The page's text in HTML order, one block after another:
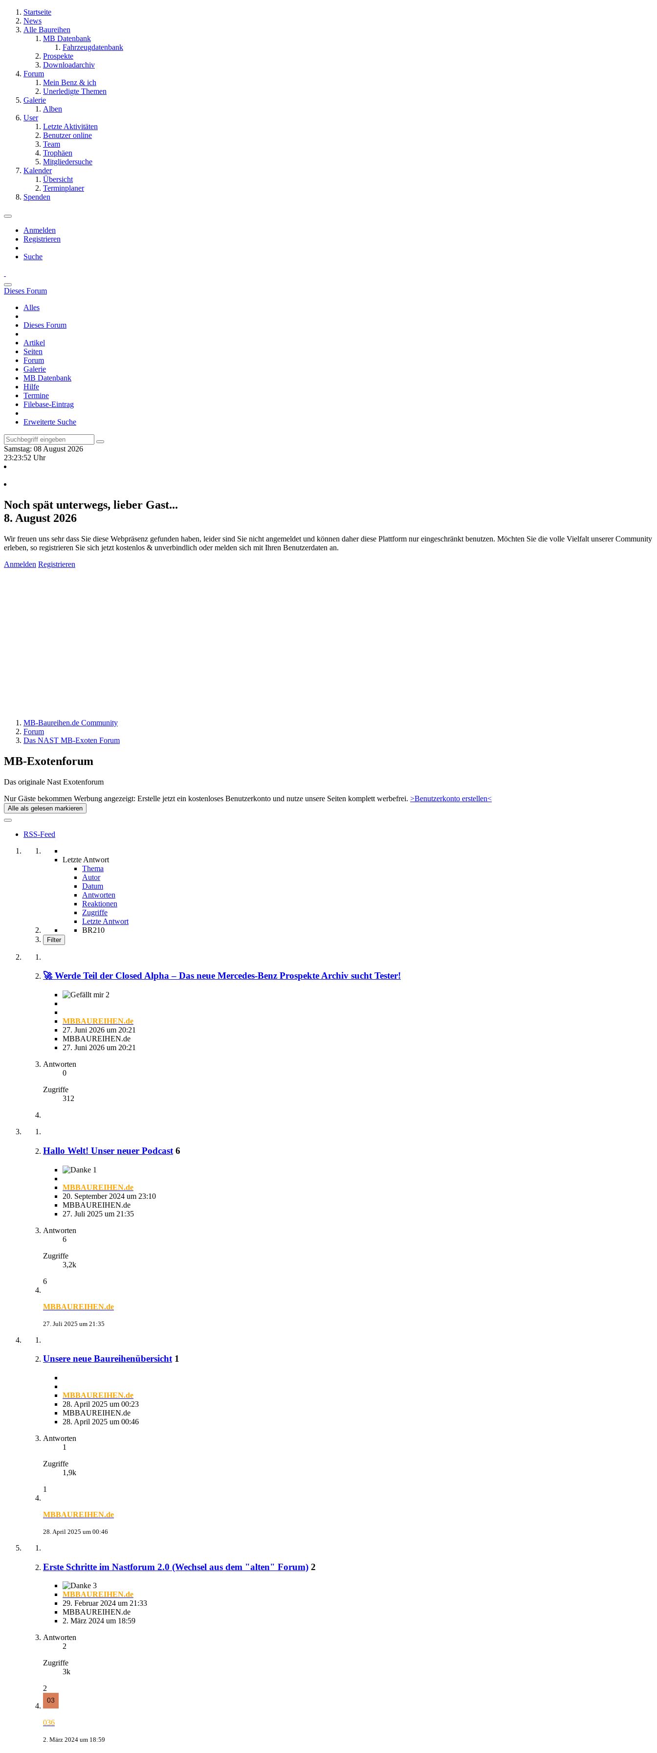
Startseite
News
Alle Baureihen
MB Datenbank
Fahrzeugdatenbank
Prospekte
Downloadarchiv
Forum
Mein Benz & ich
Unerledigte Themen
Galerie
Alben
User
Letzte Aktivitäten
Benutzer online
Team
Trophäen
Mitgliedersuche
Kalender
Übersicht
Terminplaner
Spenden
Anmelden
Registrieren
Suche
Dieses Forum
Alles
Dieses Forum
Artikel
Seiten
Forum
Galerie
MB Datenbank
Hilfe
Termine
Filebase-Eintrag
Erweiterte Suche
Samstag: 08 August 2026
23:23:53 Uhr
Noch spät unterwegs, lieber Gast...
8. August 2026
Wir freuen uns sehr dass Sie diese Webpräsenz gefunden haben, leider sind Sie nicht angemeldet und können daher diese Plattform nur eingeschränkt benutzen. Möchten Sie die volle Vielfalt unserer Community
erleben, so registrieren Sie sich jetzt kostenlos & unverbindlich oder melden sich mit Ihren Benutzerdaten an.
Anmelden Registrieren
MB-Baureihen.de Community
Forum
Das NAST MB-Exoten Forum
MB-Exotenforum
Das originale Nast Exotenforum
Nur Gäste bekommen Werbung angezeigt: Erstelle jetzt ein kostenloses Benutzerkonto und nutze unsere Seiten komplett werbefrei. >Benutzerkonto erstellen<
Alle als gelesen markieren
RSS-Feed
Letzte Antwort
Thema
Autor
Datum
Antworten
Reaktionen
Zugriffe
Letzte Antwort
BR210
Filter
🚀 Werde Teil der Closed Alpha – Das neue Mercedes-Benz Prospekte Archiv sucht Tester!
2
MBBAUREIHEN.de
27. Juni 2026 um 20:21
MBBAUREIHEN.de
27. Juni 2026 um 20:21
Antworten
0
Zugriffe
312
Hallo Welt! Unser neuer Podcast 6
1
MBBAUREIHEN.de
20. September 2024 um 23:10
MBBAUREIHEN.de
27. Juli 2025 um 21:35
Antworten
6
Zugriffe
3,2k
6
MBBAUREIHEN.de
27. Juli 2025 um 21:35
Unsere neue Baureihenübersicht 1
MBBAUREIHEN.de
28. April 2025 um 00:23
MBBAUREIHEN.de
28. April 2025 um 00:46
Antworten
1
Zugriffe
1,9k
1
MBBAUREIHEN.de
28. April 2025 um 00:46
Erste Schritte im Nastforum 2.0 (Wechsel aus dem "alten" Forum) 2
3
MBBAUREIHEN.de
29. Februar 2024 um 21:33
MBBAUREIHEN.de
2. März 2024 um 18:59
Antworten
2
Zugriffe
3k
2
036
2. März 2024 um 18:59